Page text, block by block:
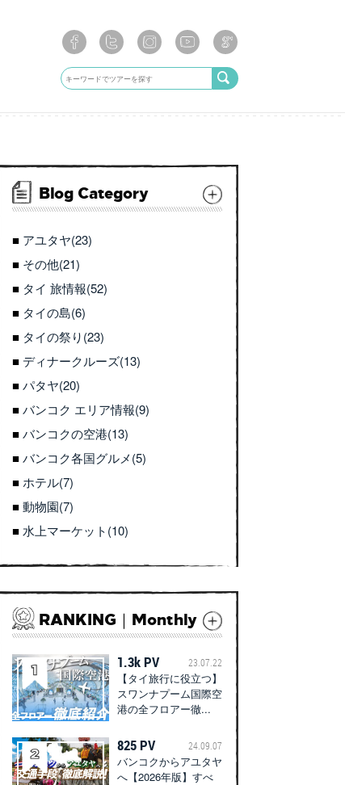
Blog Category
アユタヤ(23)
その他(21)
タイ 旅情報(52)
タイの島(6)
タイの祭り(23)
ディナークルーズ(13)
パタヤ(20)
バンコク エリア情報(9)
バンコクの空港(13)
バンコク各国グルメ(5)
ホテル(7)
動物園(7)
水上マーケット(10)
RANKING｜Monthly
1.3k PV 23.07.22
【タイ旅行に役立つ】
スワンナプーム国際空
港の全フロアー徹...
825 PV 24.09.07
バンコクからアユタヤ
へ【2026年版】すべ